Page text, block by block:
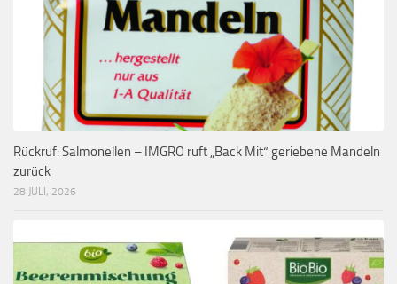
Rückruf: Salmonellen – IMGRO ruft „Back Mit“ geriebene Mandeln
zurück
28 JULI, 2026